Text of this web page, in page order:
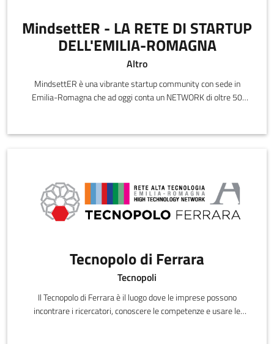
MindsettER - LA RETE DI STARTUP
DELL'EMILIA-ROMAGNA
Altro
MindsettER è una vibrante startup community con sede in
Emilia-Romagna che ad oggi conta un NETWORK di oltre 50
Tecnopolo di Ferrara
Tecnopoli
Il Tecnopolo di Ferrara è il luogo dove le imprese possono
incontrare i ricercatori, conoscere le competenze e usare le